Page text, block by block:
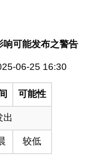
响可能发布之警告
06-25 16:30
可能性
出
较低